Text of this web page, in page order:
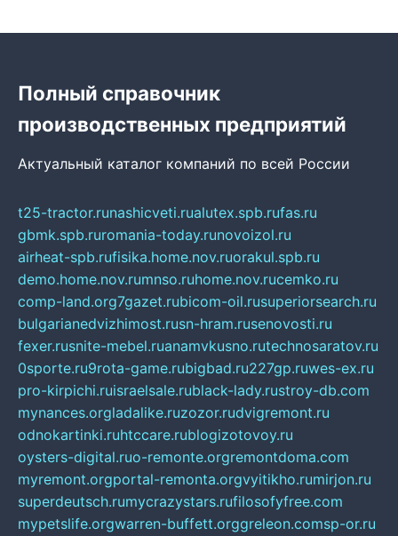
Полный справочник
производственных предприятий
Актуальный каталог компаний по всей России
t25-tractor.runashicveti.rualutex.spb.rufas.ru
gbmk.spb.ruromania-today.runovoizol.ru
airheat-spb.rufisika.home.nov.ruorakul.spb.ru
demo.home.nov.rumnso.ruhome.nov.rucemko.ru
comp-land.org7gazet.rubicom-oil.rusuperiorsearch.ru
bulgarianedvizhimost.rusn-hram.rusenovosti.ru
fexer.rusnite-mebel.ruanamvkusno.rutechnosaratov.ru
0sporte.ru9rota-game.rubigbad.ru227gp.ruwes-ex.ru
pro-kirpichi.ruisraelsale.rublack-lady.rustroy-db.com
mynances.orgladalike.ruzozor.rudvigremont.ru
odnokartinki.ruhtccare.rublogizotovoy.ru
oysters-digital.ruo-remonte.orgremontdoma.com
myremont.orgportal-remonta.orgvyitikho.rumirjon.ru
superdeutsch.rumycrazystars.rufilosofyfree.com
mypetslife.orgwarren-buffett.orggreleon.comsp-or.ru